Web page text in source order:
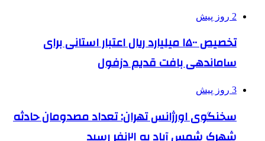
2 روز پیش
تخصیص ۱۵۰۰ میلیارد ریال اعتبار استانی برای
ساماندهی بافت قدیم دزفول
3 روز پیش
سخنگوی اورژانس تهران: تعداد مصدومان حادثه
شهرک شمس آباد به ۲۱نفر رسید